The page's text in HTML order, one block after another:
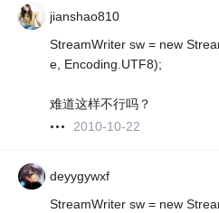
jianshao810
StreamWriter sw = new
e, Encoding.UTF8);
难道这样不行吗？
2010-10-22
deyygywxf
StreamWriter sw = new